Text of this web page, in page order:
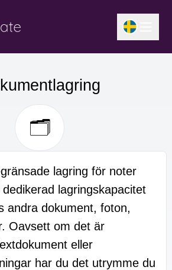
lagring för noter
lagringskapacitet
andra dokument, foton,
Oavsett om det är
eller
har du det utrymme du
🗂️